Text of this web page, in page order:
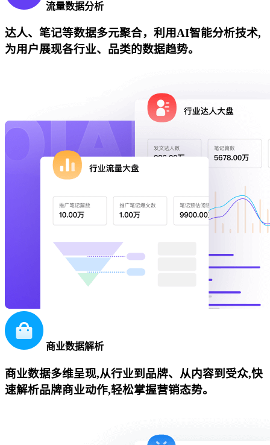
流量数据分析
达人、笔记等数据多元聚合，利用AI智能分析技术,
为用户展现各行业、品类的数据趋势。
商业数据解析
商业数据多维呈现,从行业到品牌、从内容到受众,快
速解析品牌商业动作,轻松掌握营销态势。